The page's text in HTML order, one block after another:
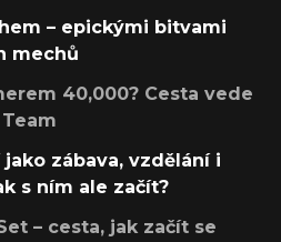
– epickými bitvami
mechů
40,000? Cesta vede
zábava, vzdělání i
s ním ale začít?
– cesta, jak začít se